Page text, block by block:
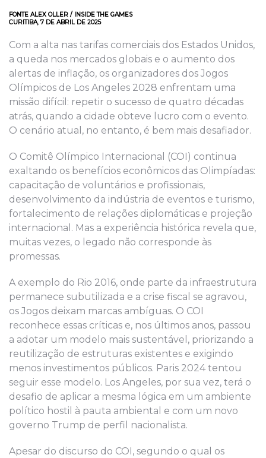
FONTE ALEX OLLER / INSIDE THE GAMES
CURITIBA, 7 DE ABRIL DE 2025
Com a alta nas tarifas comerciais dos Estados Unidos,
a queda nos mercados globais e o aumento dos
alertas de inflação, os organizadores dos Jogos
Olímpicos de Los Angeles 2028 enfrentam uma
missão difícil: repetir o sucesso de quatro décadas
atrás, quando a cidade obteve lucro com o evento.
O cenário atual, no entanto, é bem mais desafiador.
O Comitê Olímpico Internacional (COI) continua
exaltando os benefícios econômicos das Olimpíadas:
capacitação de voluntários e profissionais,
desenvolvimento da indústria de eventos e turismo,
fortalecimento de relações diplomáticas e projeção
internacional. Mas a experiência histórica revela que,
muitas vezes, o legado não corresponde às
promessas.
A exemplo do Rio 2016, onde parte da infraestrutura
permanece subutilizada e a crise fiscal se agravou,
os Jogos deixam marcas ambíguas. O COI
reconhece essas críticas e, nos últimos anos, passou
a adotar um modelo mais sustentável, priorizando a
reutilização de estruturas existentes e exigindo
menos investimentos públicos. Paris 2024 tentou
seguir esse modelo. Los Angeles, por sua vez, terá o
desafio de aplicar a mesma lógica em um ambiente
político hostil à pauta ambiental e com um novo
governo Trump de perfil nacionalista.
Apesar do discurso do COI, segundo o qual os